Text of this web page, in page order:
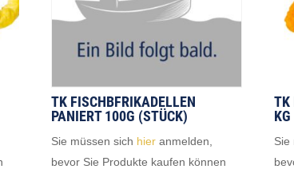
TK FISCHBFRIKADELLEN
PANIERT 100G (STÜCK)
Sie müssen sich hier anmelden,
bevor Sie Produkte kaufen können
TK
Sie